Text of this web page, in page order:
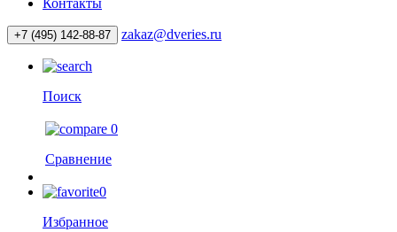
Контакты
+7 (495) 142-88-87 zakaz@dveries.ru
Поиск
0
Сравнение
0
Избранное